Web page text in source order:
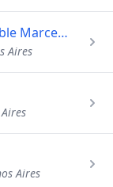
Servicio Integral Administrativo Contable Marcela Colman
Aires
Aires